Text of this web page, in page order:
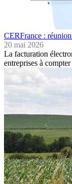
CERFrance :
20 mai 2026
La facturation
entreprises à